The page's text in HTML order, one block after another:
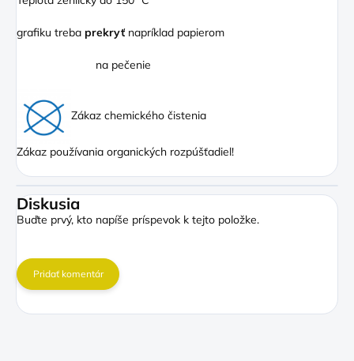
grafiku treba prekryť napríklad papierom
na pečenie
Zákaz chemického čistenia
Zákaz používania organických rozpúšťadiel!
Diskusia
Buďte prvý, kto napíše príspevok k tejto položke.
Pridať komentár